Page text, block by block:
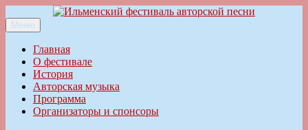
к
содержимому
Ильменский фестиваль авторской песни
Меню
Главная
О фестивале
История
Авторская музыка
Программа
Организаторы и спонсоры